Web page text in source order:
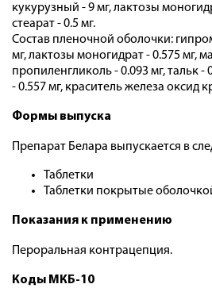
кукурузный - 9 мг, лактозы
стеарат - 0.5 мг.
Состав пленочной оболочки:
мг, лактозы моногидрат - 0.575 мг,
пропиленгликоль - 0.093 мг, тальк -
- 0.557 мг, краситель железа оксид
Формы выпуска
Препарат Белара выпускается в
Таблетки
Таблетки покрытые
Показания к применению
Пероральная контрацепция.
Коды МКБ-10